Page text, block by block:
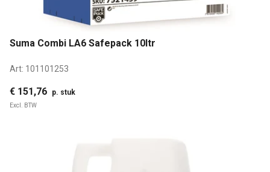
Suma Combi LA6 Safepack 10ltr
Art: 101101253
€ 151,76 p. stuk
Excl. BTW